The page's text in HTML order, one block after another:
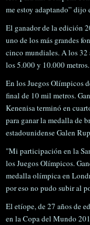
me estoy adaptando” dijo
El ganador de la edición
uno de los más grandes
cinco mundiales. A los 32
los 5.000 y 10.000 metros.
En los Juegos Olímpicos
final de 10 mil metros.
Kenenisa terminó en
para ganar la medalla de
estadounidense Galen
"Mi participación en la
los Juegos Olímpicos.
medalla olímpica en
por eso no pudo subir al
El etíope, de 27 años de
en la Copa del Mundo